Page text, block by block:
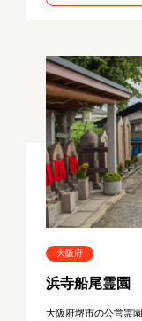
大阪府
浜寺船尾霊園
大阪府堺市の公営霊